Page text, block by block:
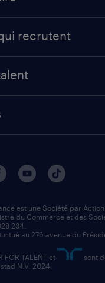
recrutent
est une Société par
du Commerce et des
234.
situé au 276 avenue du
FOR TALENT et
sont
N.V. 2024.